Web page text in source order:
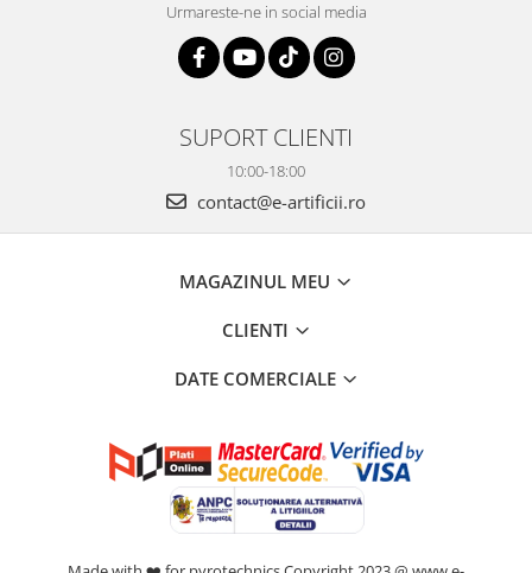
Urmareste-ne in social media
SUPORT CLIENTI
10:00-18:00
contact@e-artificii.ro
MAGAZINUL MEU
CLIENTI
DATE COMERCIALE